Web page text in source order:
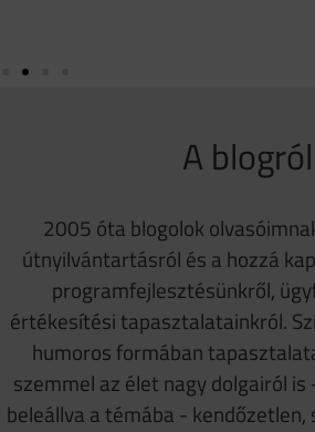
A blogról
2005 óta blogolok
útnyilvántartásról és a hozzá
programfejlesztésünkről,
értékesítési tapasztalatainkról.
humoros formában
szemmel az élet nagy dolgairól is
beleállva a témába -